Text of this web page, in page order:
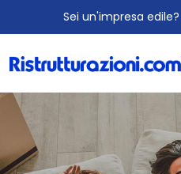
Sei un'impresa